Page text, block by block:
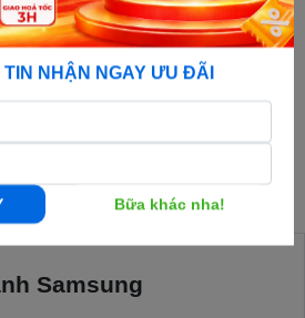
lít
Samsung
TIN NHẬN NGAY ƯU ĐÃI
Bữa khác nha!